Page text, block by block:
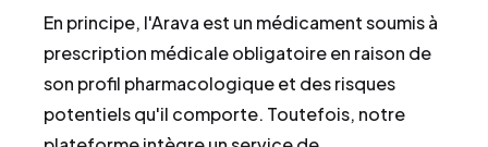
En principe, l'Arava est un médicament soumis à
prescription médicale obligatoire en raison de
son profil pharmacologique et des risques
potentiels qu'il comporte. Toutefois, notre